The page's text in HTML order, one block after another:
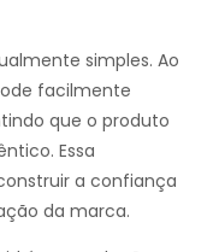
simples. Ao
facilmente
que o produto
Essa
a confiança
da marca.